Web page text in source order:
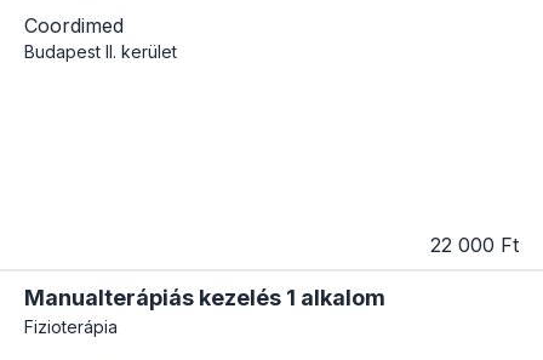
Coordimed
Budapest II. kerület
22 000 Ft
Manualterápiás kezelés 1 alkalom
Fizioterápia